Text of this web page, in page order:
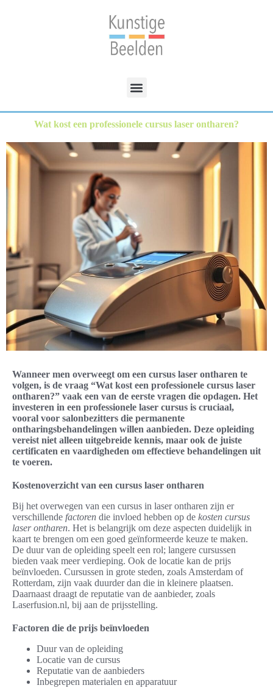
Wat kost een professionele cursus laser ontharen?
Wanneer men overweegt om een cursus laser ontharen te
volgen, is de vraag “Wat kost een professionele cursus laser
ontharen?” vaak een van de eerste vragen die opdagen. Het
investeren in een professionele laser cursus is cruciaal,
vooral voor salonbezitters die permanente
ontharingsbehandelingen willen aanbieden. Deze opleiding
vereist niet alleen uitgebreide kennis, maar ook de juiste
certificaten en vaardigheden om effectieve behandelingen uit
te voeren.
Kostenoverzicht van een cursus laser ontharen
Bij het overwegen van een cursus in laser ontharen zijn er
verschillende factoren die invloed hebben op de kosten cursus
laser ontharen. Het is belangrijk om deze aspecten duidelijk in
kaart te brengen om een goed geïnformeerde keuze te maken.
De duur van de opleiding speelt een rol; langere cursussen
bieden vaak meer verdieping. Ook de locatie kan de prijs
beïnvloeden. Cursussen in grote steden, zoals Amsterdam of
Rotterdam, zijn vaak duurder dan die in kleinere plaatsen.
Daarnaast draagt de reputatie van de aanbieder, zoals
Laserfusion.nl, bij aan de prijsstelling.
Factoren die de prijs beïnvloeden
Duur van de opleiding
Locatie van de cursus
Reputatie van de aanbieders
Inbegrepen materialen en apparatuur